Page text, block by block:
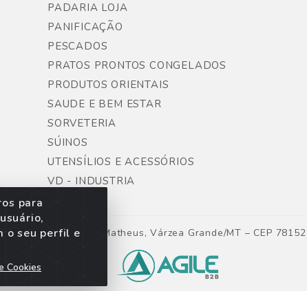
para
o seu perfil e
Cookies
PADARIA LOJA
PANIFICAÇÃO
PESCADOS
PRATOS PRONTOS CONGELADOS
PRODUTOS ORIENTAIS
SAUDE E BEM ESTAR
SORVETERIA
SÚINOS
UTENSÍLIOS E ACESSÓRIOS
VD - INDUSTRIA
Lote 06, São Matheus, Várzea Grande/MT – CEP